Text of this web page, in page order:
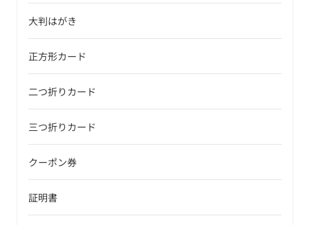
大判はがき
正方形カード
二つ折りカード
三つ折りカード
クーポン券
証明書